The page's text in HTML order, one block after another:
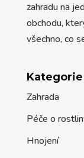
zahradu na
obchodu,
všechno, co
Kategorie
Zahrada
Péče o
Hnojení